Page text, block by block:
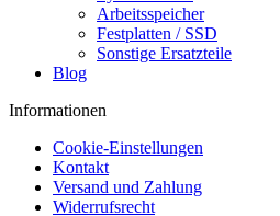
Arbeitsspeicher
Festplatten / SSD
Sonstige Ersatzteile
Blog
Informationen
Cookie-Einstellungen
Kontakt
Versand und Zahlung
Widerrufsrecht